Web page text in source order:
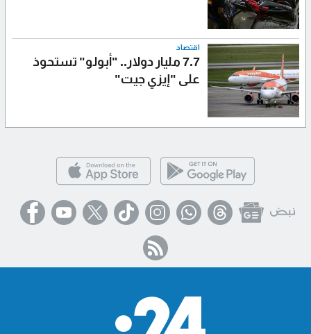
اقتصاد
7.7 مليار دولار.. "أبولو" تستحوذ
على "إيزي جيت"